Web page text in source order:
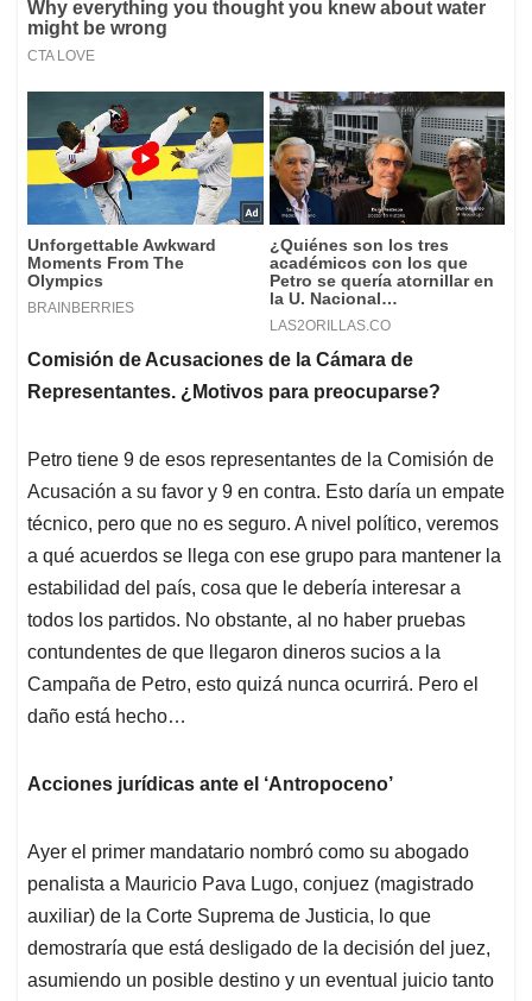
Comisión de Acusaciones de la Cámara de
Representantes. ¿Motivos para preocuparse?
Petro tiene 9 de esos representantes de la Comisión de
Acusación a su favor y 9 en contra. Esto daría un empate
técnico, pero que no es seguro. A nivel político, veremos
a qué acuerdos se llega con ese grupo para mantener la
estabilidad del país, cosa que le debería interesar a
todos los partidos. No obstante, al no haber pruebas
contundentes de que llegaron dineros sucios a la
Campaña de Petro, esto quizá nunca ocurrirá. Pero el
daño está hecho…
Acciones jurídicas ante el ‘Antropoceno’
Ayer el primer mandatario nombró como su abogado
penalista a Mauricio Pava Lugo, conjuez (magistrado
auxiliar) de la Corte Suprema de Justicia, lo que
demostraría que está desligado de la decisión del juez,
asumiendo un posible destino y un eventual juicio tanto